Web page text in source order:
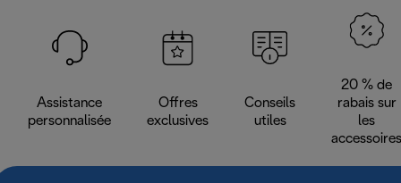
Assistance
personnalisée
Offres
exclusives
Conseils
utiles
20 % de
rabais sur
les
accessoires